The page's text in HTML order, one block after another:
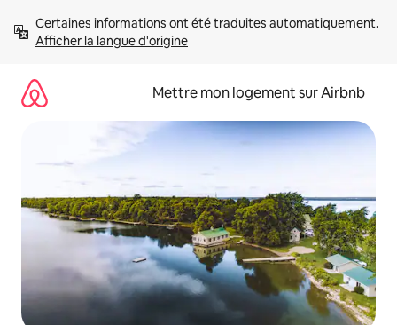
directement
Afficher la langue d'origine
Mettre mon logement sur Airbnb